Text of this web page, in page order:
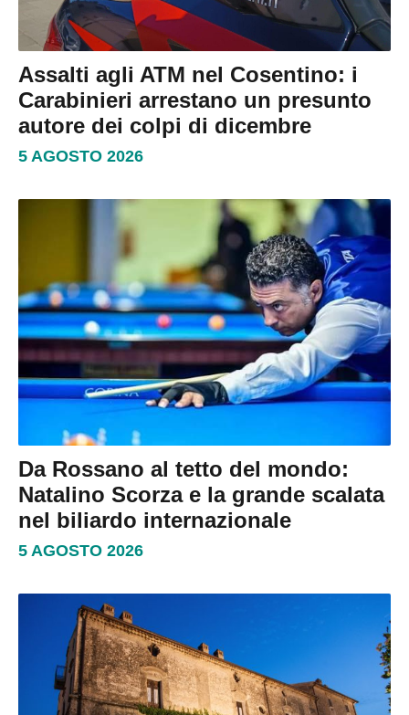
Assalti agli ATM nel Cosentino: i
Carabinieri arrestano un presunto
autore dei colpi di dicembre
5 AGOSTO 2026
Da Rossano al tetto del mondo:
Natalino Scorza e la grande scalata
nel biliardo internazionale
5 AGOSTO 2026